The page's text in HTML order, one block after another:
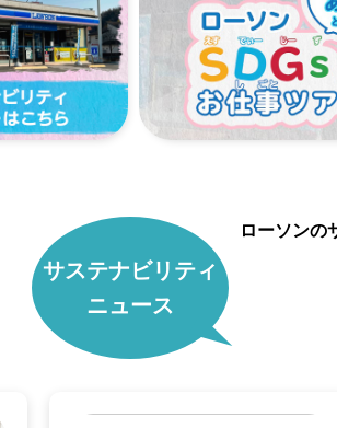
サステナビリティ
ニュース
ローソンの